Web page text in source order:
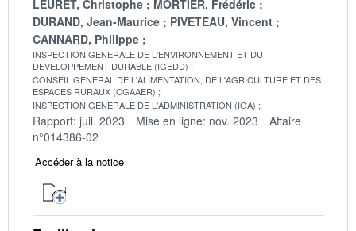
LEURET, Christophe
MORTIER, Frédéric
DURAND, Jean-Maurice
PIVETEAU, Vincent
CANNARD, Philippe
INSPECTION GENERALE DE L'ENVIRONNEMENT ET DU
DEVELOPPEMENT DURABLE (IGEDD)
CONSEIL GENERAL DE L'ALIMENTATION, DE L'AGRICULTURE ET DES
ESPACES RURAUX (CGAAER)
INSPECTION GENERALE DE L'ADMINISTRATION (IGA)
Rapport: juil. 2023 Mise en ligne: nov. 2023
Affaire
n°014386-02
Accéder à la notice